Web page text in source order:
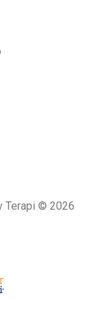
Terapi © 2026